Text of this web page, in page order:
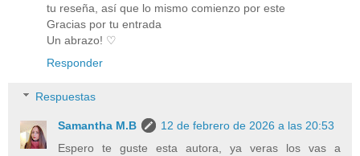
tu reseña, así que lo mismo comienzo por este
Gracias por tu entrada
Un abrazo! ♡
Responder
Respuestas
Samantha M.B
12 de febrero de 2026 a las 20:53
Espero te guste esta autora, ya veras los vas a